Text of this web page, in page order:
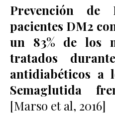
Prevención de
pacientes DM2
un 83% de los
tratados
antidiabéticos a
Semaglutida
[Marso et al, 2016]